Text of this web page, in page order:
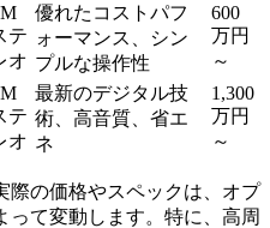
テ
オ
優れたコストパフ
ォーマンス、シン
プルな操作性
600
万円
～
テ
オ
最新のデジタル技
術、高音質、省エ
ネ
1,300
万円
～
際の価格やスペックは、オプ
って変動します。特に、高周